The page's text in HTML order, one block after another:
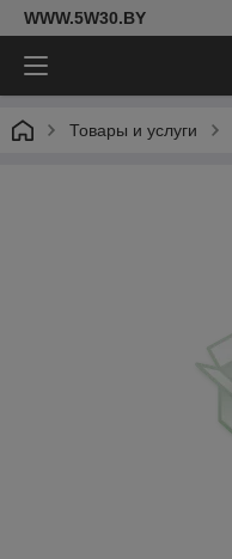
WWW.5W30.BY
Товары и услуги